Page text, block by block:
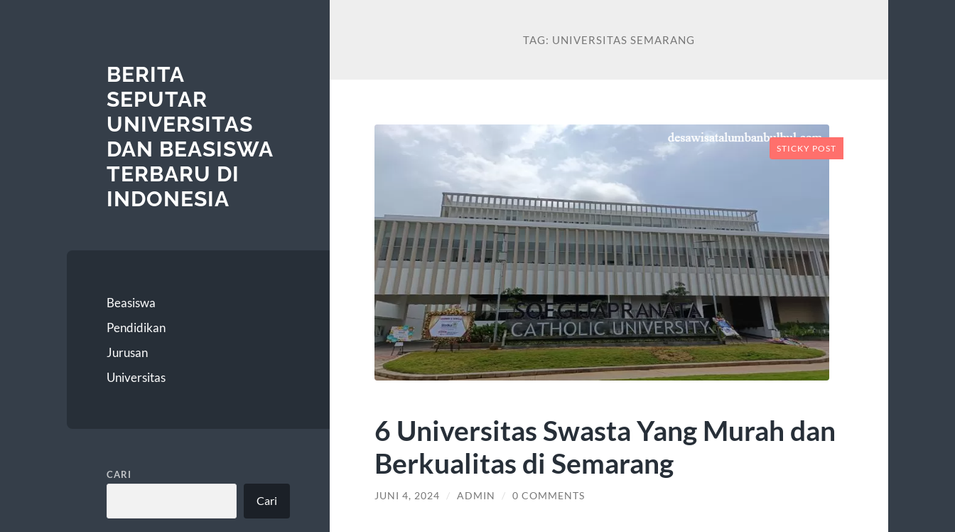
BERITA
SEPUTAR
UNIVERSITAS
DAN BEASISWA
TERBARU DI
INDONESIA
Beasiswa
Pendidikan
Jurusan
Universitas
CARI
Cari
TAG: UNIVERSITAS SEMARANG
STICKY POST
6 Universitas Swasta Yang Murah dan
Berkualitas di Semarang
JUNI 4, 2024 / ADMIN / 0 COMMENTS